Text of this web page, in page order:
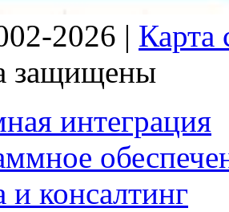
2026 | Карта
защищены
интеграция
и консалтинг